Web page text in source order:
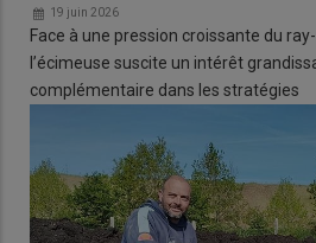
19 juin 2026
Face à une pression croissante du
l’écimeuse suscite un intérêt
complémentaire dans les stratégies